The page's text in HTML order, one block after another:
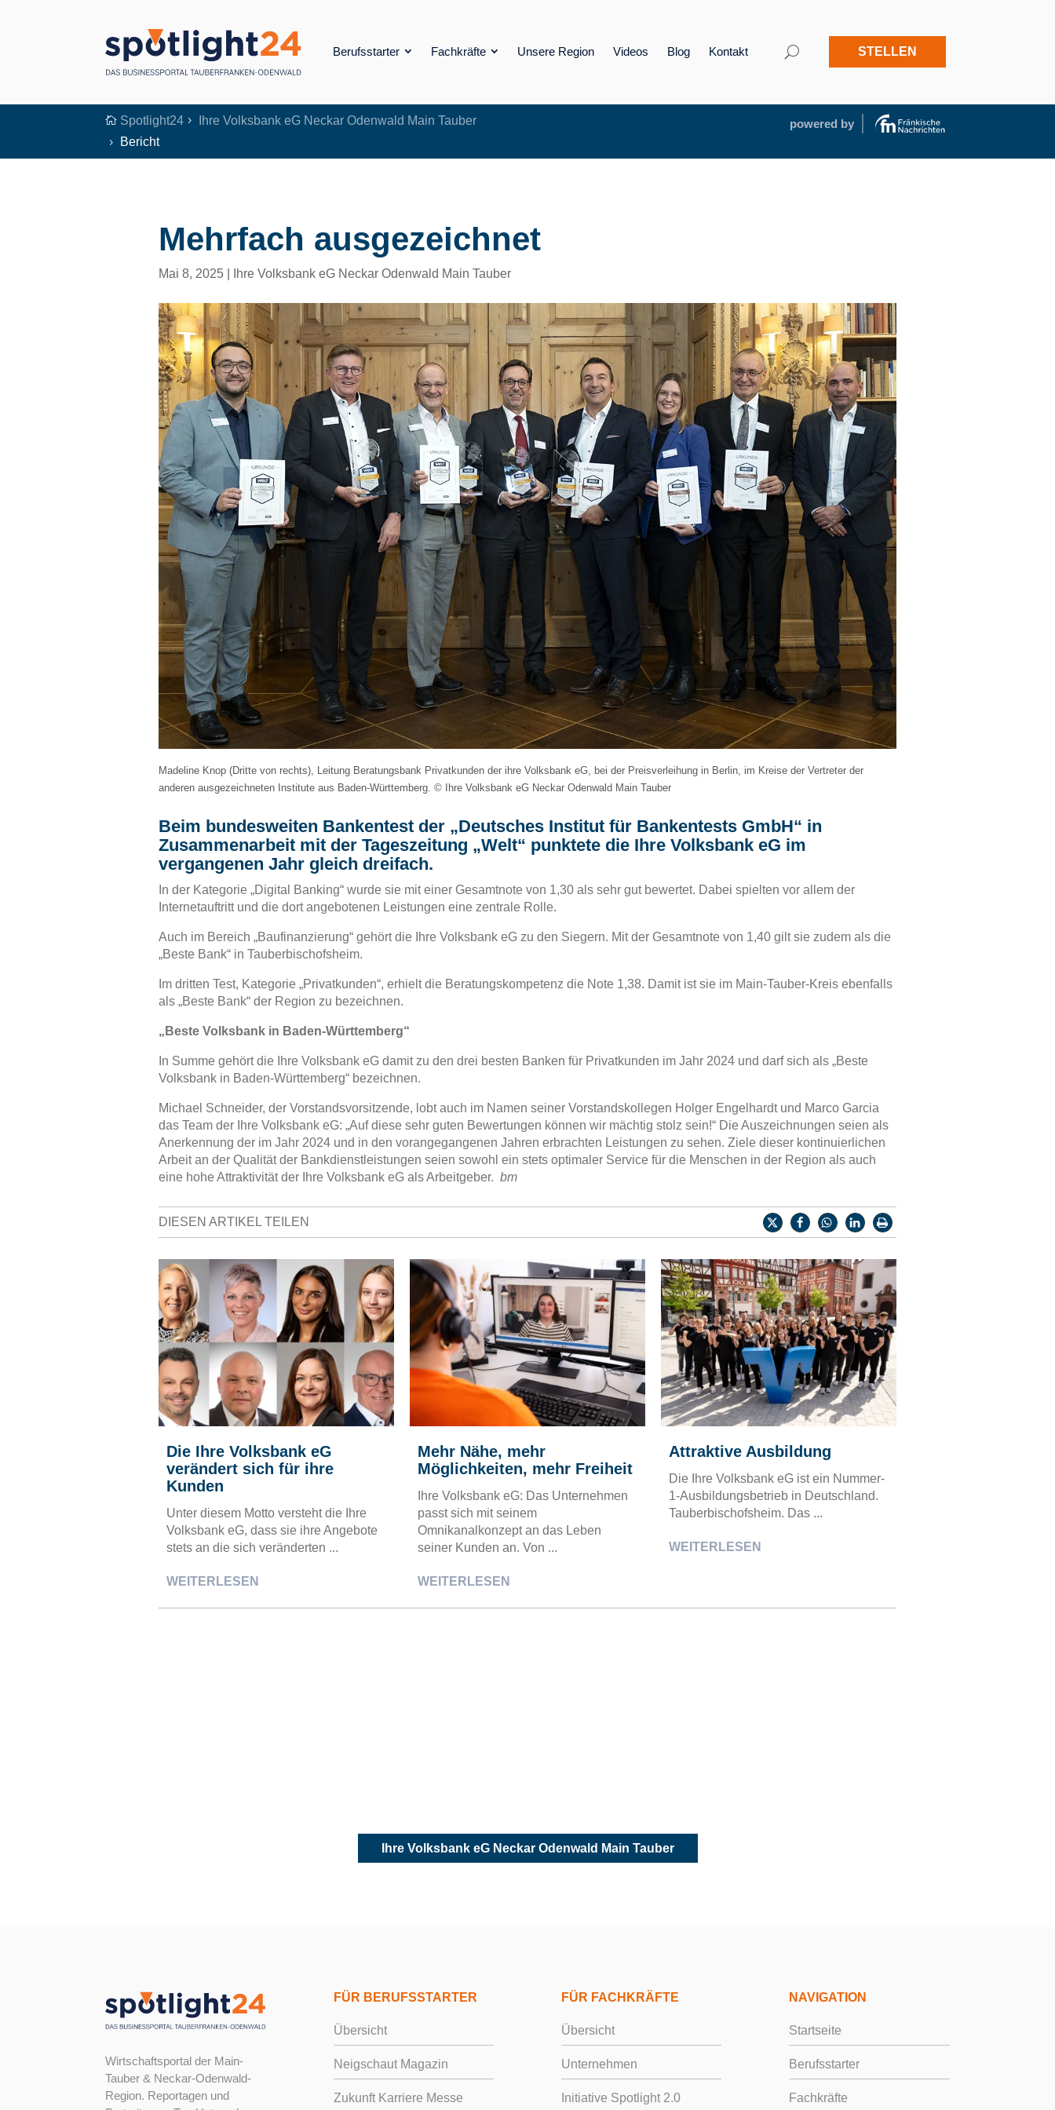
Berufsstarter Fachkräfte Unsere Region Videos Blog Kontakt STELLEN
 Spotlight24 5 Ihre Volksbank eG Neckar Odenwald Main Tauber
5 Bericht
powered by
Mehrfach ausgezeichnet
Mai 8, 2025 Ihre Volksbank eG Neckar Odenwald Main Tauber
Madeline Knop (Dritte von rechts), Leitung Beratungsbank Privatkunden der ihre Volksbank eG, bei der Preisverleihung in Berlin, im Kreise der Vertreter der
anderen ausgezeichneten Institute aus Baden-Württemberg. © Ihre Volksbank eG Neckar Odenwald Main Tauber
Beim bundesweiten Bankentest der „Deutsches Institut für Bankentests GmbH“ in
Zusammenarbeit mit der Tageszeitung „Welt“ punktete die Ihre Volksbank eG im
vergangenen Jahr gleich dreifach.
In der Kategorie „Digital Banking“ wurde sie mit einer Gesamtnote von 1,30 als sehr gut bewertet. Dabei spielten vor allem der
Internetauftritt und die dort angebotenen Leistungen eine zentrale Rolle.
Auch im Bereich „Baufinanzierung“ gehört die Ihre Volksbank eG zu den Siegern. Mit der Gesamtnote von 1,40 gilt sie zudem als die
„Beste Bank“ in Tauberbischofsheim.
Im dritten Test, Kategorie „Privatkunden“, erhielt die Beratungskompetenz die Note 1,38. Damit ist sie im Main-Tauber-Kreis ebenfalls
als „Beste Bank“ der Region zu bezeichnen.
„Beste Volksbank in Baden-Württemberg“
In Summe gehört die Ihre Volksbank eG damit zu den drei besten Banken für Privatkunden im Jahr 2024 und darf sich als „Beste
Volksbank in Baden-Württemberg“ bezeichnen.
Michael Schneider, der Vorstandsvorsitzende, lobt auch im Namen seiner Vorstandskollegen Holger Engelhardt und Marco Garcia
das Team der Ihre Volksbank eG: „Auf diese sehr guten Bewertungen können wir mächtig stolz sein!“ Die Auszeichnungen seien als
Anerkennung der im Jahr 2024 und in den vorangegangenen Jahren erbrachten Leistungen zu sehen. Ziele dieser kontinuierlichen
Arbeit an der Qualität der Bankdienstleistungen seien sowohl ein stets optimaler Service für die Menschen in der Region als auch
eine hohe Attraktivität der Ihre Volksbank eG als Arbeitgeber. bm
DIESEN ARTIKEL TEILEN
Die Ihre Volksbank eG
verändert sich für ihre
Kunden
Unter diesem Motto versteht die Ihre
Volksbank eG, dass sie ihre Angebote
stets an die sich veränderten ...
WEITERLESEN
Mehr Nähe, mehr
Möglichkeiten, mehr Freiheit
Ihre Volksbank eG: Das Unternehmen
passt sich mit seinem
Omnikanalkonzept an das Leben
seiner Kunden an. Von ...
WEITERLESEN
Attraktive Ausbildung
Die Ihre Volksbank eG ist ein Nummer-
1-Ausbildungsbetrieb in Deutschland.
Tauberbischofsheim. Das ...
WEITERLESEN
Ihre Volksbank eG Neckar Odenwald Main Tauber
Wirtschaftsportal der Main-
Tauber & Neckar-Odenwald-
Region. Reportagen und
FÜR BERUFSSTARTER
Übersicht
Neigschaut Magazin
Zukunft Karriere Messe
FÜR FACHKRÄFTE
Übersicht
Unternehmen
Initiative Spotlight 2.0
NAVIGATION
Startseite
Berufsstarter
Fachkräfte